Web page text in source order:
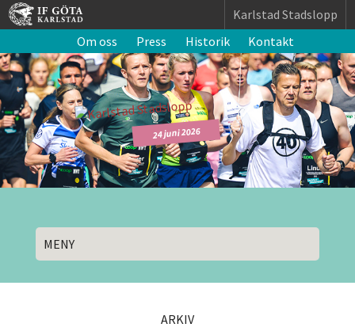
Karlstad Stadslopp
Om oss
Press Historik Kontakt
24 juni 2026
MENY
ARKIV